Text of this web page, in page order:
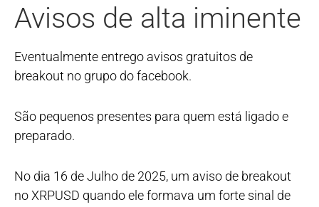
Avisos de alta iminente
Eventualmente entrego avisos gratuitos de
breakout no grupo do facebook.
São pequenos presentes para quem está ligado e
preparado.
No dia 16 de Julho de 2025, um aviso de breakout
no XRPUSD quando ele formava um forte sinal de